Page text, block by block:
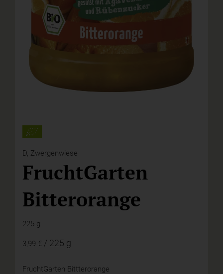
D, Zwergenwiese
FruchtGarten
Bitterorange
225 g
3,99 € / 225 g
FruchtGarten Bittterorange